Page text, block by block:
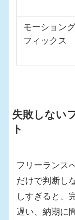
モーション
フィックス
失敗しない
ト
フリーランス
だけで判断し
しすぎると、
遅い、納期に